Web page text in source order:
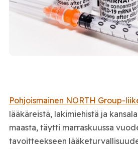
Pohjoismainen NORTH Group-
lääkäreistä, lakimiehistä ja
maasta, täytti marraskuussa
tavoitteekseen